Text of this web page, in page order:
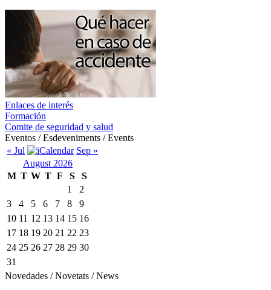
Enlaces de interés
Formación
Comite de seguridad y salud
Eventos / Esdeveniments / Events
« Jul
Sep »
August 2026
M T W T F S
S
1
2
3
4 5 6 7 8
9
10 11 12 13 14 15 16
17 18 19 20 21 22 23
24 25 26 27 28 29 30
31
Novedades / Novetats / News